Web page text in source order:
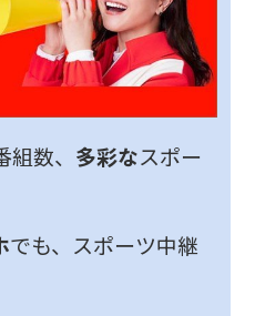
数、 多彩なスポー
でも、スポーツ中継